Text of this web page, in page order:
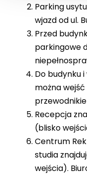
Parking
wjazd od ul.
Przed
parkingowe
Do budynku
można
Recepcja
(blisko
Centrum
studia
wejścia).